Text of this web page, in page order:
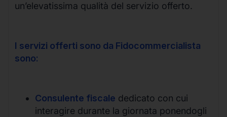
un’elevatissima qualità del servizio offerto.
I servizi offerti sono da Fidocommercialista
sono:
Consulente fiscale dedicato con cui
interagire durante la giornata ponendogli